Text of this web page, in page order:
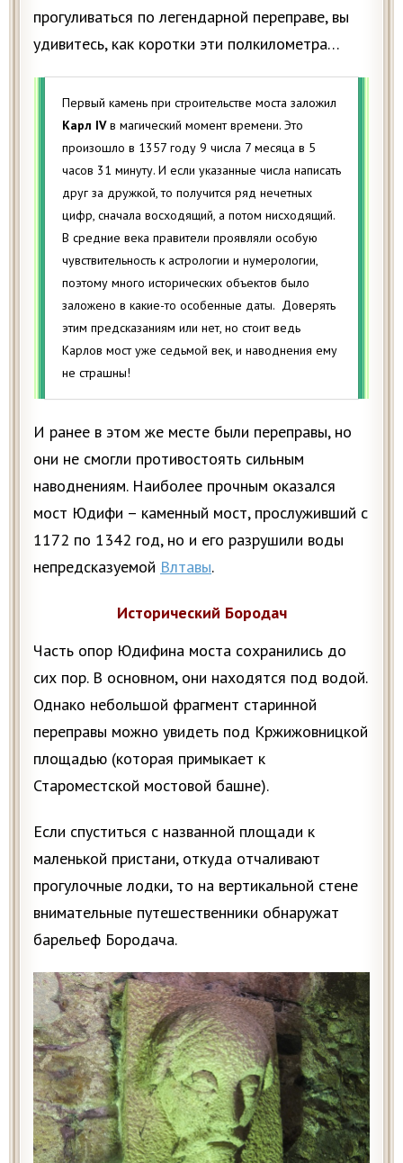
прогуливаться по легендарной переправе, вы
удивитесь, как коротки эти полкилометра…
Первый камень при строительстве моста заложил
Карл IVв магический момент времени. Это
произошло в 1357 году 9 числа 7 месяца в 5
часов 31 минуту. И если указанные числа написать
друг за дружкой, то получится ряд нечетных
цифр, сначала восходящий, а потом нисходящий.
В средние века правители проявляли особую
чувствительность к астрологии и нумерологии,
поэтому много исторических объектов было
заложено в какие-то особенные даты. Доверять
этим предсказаниям или нет, но стоит ведь
Карлов мост уже седьмой век, и наводнения ему
не страшны!
И ранее в этом же месте были переправы, но
они не смогли противостоять сильным
наводнениям. Наиболее прочным оказался
мост Юдифи – каменный мост, прослуживший с
1172 по 1342 год, но и его разрушили воды
непредсказуемой Влтавы.
Исторический Бородач
Часть опор Юдифина моста сохранились до
сих пор. В основном, они находятся под водой.
Однако небольшой фрагмент старинной
переправы можно увидеть под Кржижовницкой
площадью (которая примыкает к
Староместской мостовой башне).
Если спуститься с названной площади к
маленькой пристани, откуда отчаливают
прогулочные лодки, то на вертикальной стене
внимательные путешественники обнаружат
барельеф Бородача.